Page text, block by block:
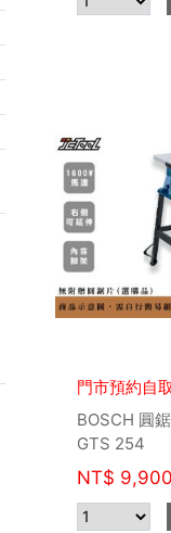
門市預約自
BOSCH 圓
GTS 254
NT$ 9,900